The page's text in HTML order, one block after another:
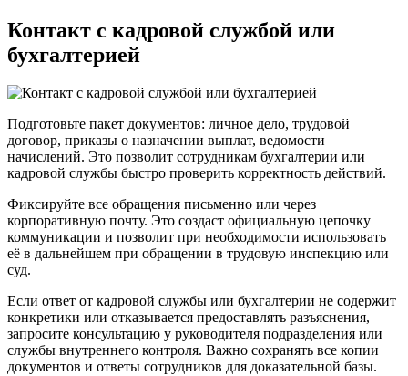
Контакт с кадровой службой или
бухгалтерией
Подготовьте пакет документов: личное дело, трудовой
договор, приказы о назначении выплат, ведомости
начислений. Это позволит сотрудникам бухгалтерии или
кадровой службы быстро проверить корректность действий.
Фиксируйте все обращения письменно или через
корпоративную почту. Это создаст официальную цепочку
коммуникации и позволит при необходимости использовать
её в дальнейшем при обращении в трудовую инспекцию или
суд.
Если ответ от кадровой службы или бухгалтерии не содержит
конкретики или отказывается предоставлять разъяснения,
запросите консультацию у руководителя подразделения или
службы внутреннего контроля. Важно сохранять все копии
документов и ответы сотрудников для доказательной базы.